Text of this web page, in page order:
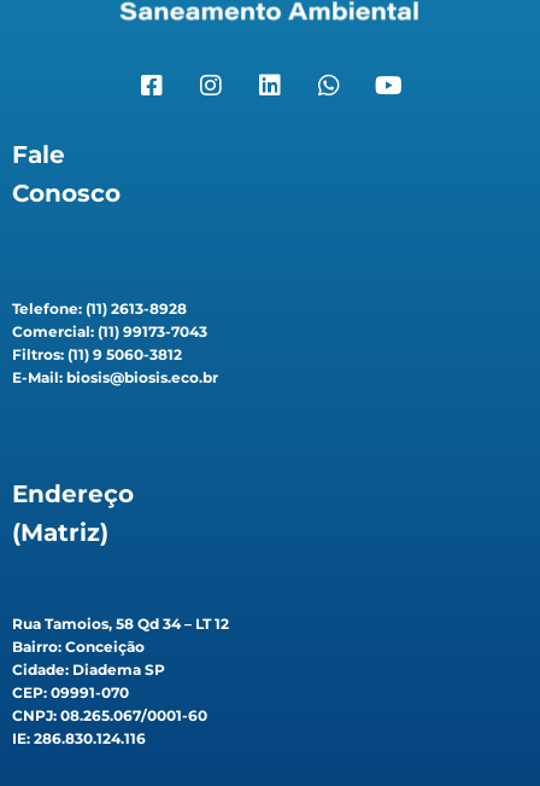
Fale
Conosco
Telefone: (11) 2613-8928
Comercial: (11) 99173-7043
Filtros: (11) 9 5060-3812
E-Mail: biosis@biosis.eco.br
Endereço
(Matriz)
Rua Tamoios, 58 Qd 34 – LT 12
Bairro: Conceição
Cidade: Diadema SP
CEP: 09991-070
CNPJ: 08.265.067/0001-60
IE: 286.830.124.116